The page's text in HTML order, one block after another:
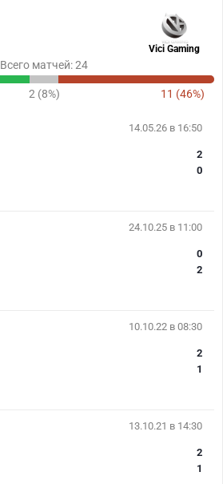
Vici Gaming
Всего матчей: 24
2 (8%) 11 (46%)
14.05.26 в 16:50
2
0
24.10.25 в 11:00
0
2
10.10.22 в 08:30
2
1
13.10.21 в 14:30
2
1